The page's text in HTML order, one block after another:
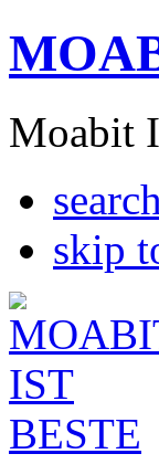
Moabit
search
skip